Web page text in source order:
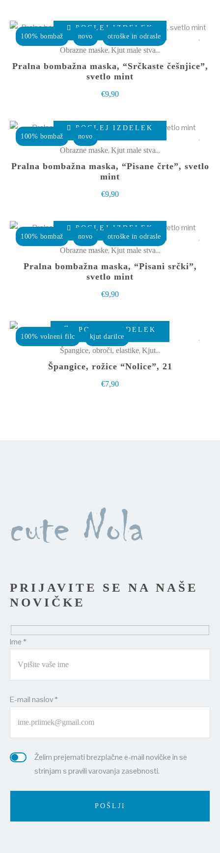
izberete
na
izdelka
je
bila:
€17,90.
je:
€13,00.
100% bombaž novo otroške in odrasle
POGLEJ IZDELEK
Ta
več
na
Obrazne maske, Kjut male stvarce
Pralna bombažna maska, “Srčkaste češnjice”,
svetlo mint
€9,90
100% bombaž novo
POGLEJ IZDELEK
Ta
več
na
Obrazne maske, Kjut male stvarce
Pralna bombažna maska, “Pisane črte”, svetlo
mint
€9,90
100% bombaž novo otroške in odrasle
POGLEJ IZDELEK
Ta
več
strani
Obrazne maske, Kjut male stvarce
Pralna bombažna maska, “Pisani srčki”,
svetlo mint
€9,90
100% volneni filc kjut darilce
POGLEJ IZDELEK
Špangice, obroči, elastike, Kjut male stvarce
Špangice, rožice “Nolice”, 21
€7,90
PRIJAVITE SE NA NAŠE
NOVIČKE
Ime *
E-mail naslov *
Želim prejemati brezplačne e-mail novičke in se
strinjam s pravili varovanja zasebnosti.